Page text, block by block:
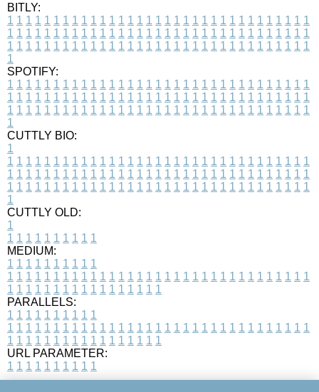
BITLY:
1 1 1 1 1 1 1 1 1 1 1 1 1 1 1 1 1 1 1 1 1 1 1 1 1 1 1 1 1 1 1 1 1
1 1 1 1 1 1 1 1 1 1 1 1 1 1 1 1 1 1 1 1 1 1 1 1 1 1 1 1 1 1 1 1 1
1 1 1 1 1 1 1 1 1 1 1 1 1 1 1 1 1 1 1 1 1 1 1 1 1 1 1 1 1 1 1 1 1
1
SPOTIFY:
1 1 1 1 1 1 1 1 1 1 1 1 1 1 1 1 1 1 1 1 1 1 1 1 1 1 1 1 1 1 1 1 1
1 1 1 1 1 1 1 1 1 1 1 1 1 1 1 1 1 1 1 1 1 1 1 1 1 1 1 1 1 1 1 1 1
1 1 1 1 1 1 1 1 1 1 1 1 1 1 1 1 1 1 1 1 1 1 1 1 1 1 1 1 1 1 1 1 1
1
CUTTLY BIO:
1
1 1 1 1 1 1 1 1 1 1 1 1 1 1 1 1 1 1 1 1 1 1 1 1 1 1 1 1 1 1 1 1 1
1 1 1 1 1 1 1 1 1 1 1 1 1 1 1 1 1 1 1 1 1 1 1 1 1 1 1 1 1 1 1 1 1
1 1 1 1 1 1 1 1 1 1 1 1 1 1 1 1 1 1 1 1 1 1 1 1 1 1 1 1 1 1 1 1 1
1
CUTTLY OLD:
1
1 1 1 1 1 1 1 1 1 1
MEDIUM:
1 1 1 1 1 1 1 1 1 1
1 1 1 1 1 1 1 1 1 1 1 1 1 1 1 1 1 1 1 1 1 1 1 1 1 1 1 1 1 1 1 1 1
1 1 1 1 1 1 1 1 1 1 1 1 1 1 1 1 1
PARALLELS:
1 1 1 1 1 1 1 1 1 1
1 1 1 1 1 1 1 1 1 1 1 1 1 1 1 1 1 1 1 1 1 1 1 1 1 1 1 1 1 1 1 1 1
1 1 1 1 1 1 1 1 1 1 1 1 1 1 1 1 1
URL PARAMETER:
1 1 1 1 1 1 1 1 1 1